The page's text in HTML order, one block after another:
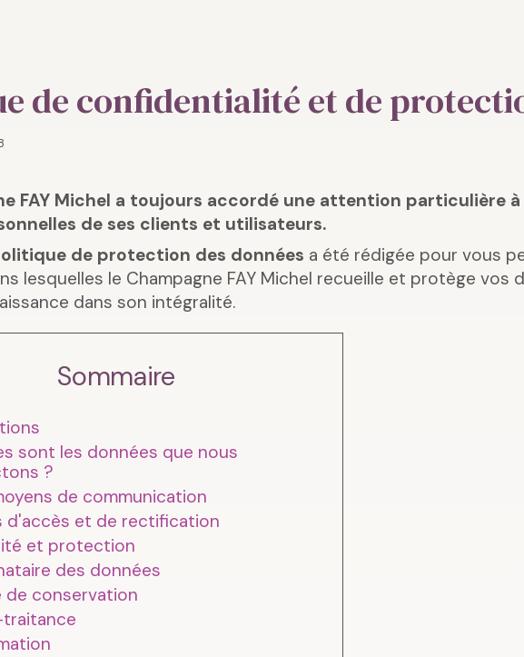
de confidentialité et de
FAY Michel a toujours accordé une attention particulière
de ses clients et utilisateurs.
de protection des données a été rédigée pour vous
lesquelles le Champagne FAY Michel recueille et protège vos
dans son intégralité.
Sommaire
sont les données que nous
?
de communication
d'accès et de rectification
et protection
des données
de conservation